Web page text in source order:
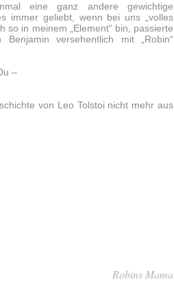
eine ganz andere gewichtige
immer geliebt, wenn bei uns „volles
so in meinem „Element“ bin, passierte
versehentlich mit „Robin“
–
von Leo Tolstoi nicht mehr aus
Robins Mama